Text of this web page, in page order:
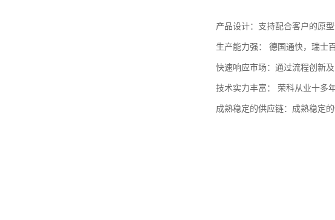
产品设计：支持配合客户的原
生产能力强： 德国通快，瑞士
快速响应市场：通过流程创新
技术实力丰富： 荣科从业十多
成熟稳定的供应链：成熟稳定的